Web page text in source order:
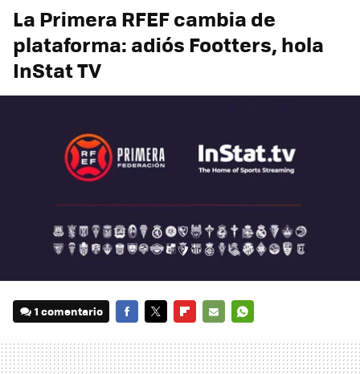
La Primera RFEF cambia de
plataforma: adiós Footters, hola
InStat TV
1 comentario
MAIL